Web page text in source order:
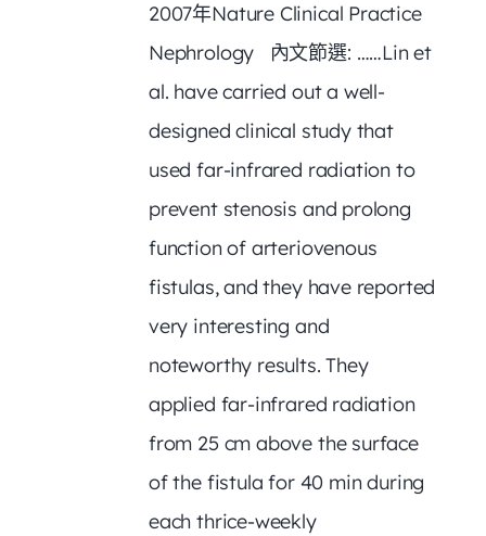
2007年Nature Clinical Practice
Nephrology 內文節選: ……Lin et
al. have carried out a well-
designed clinical study that
used far-infrared radiation to
prevent stenosis and prolong
function of arteriovenous
fistulas, and they have reported
very interesting and
noteworthy results. They
applied far-infrared radiation
from 25 cm above the surface
of the fistula for 40 min during
each thrice-weekly